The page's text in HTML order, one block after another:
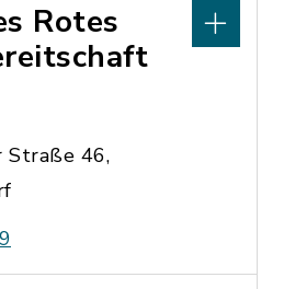
Rotes
Straße 46,